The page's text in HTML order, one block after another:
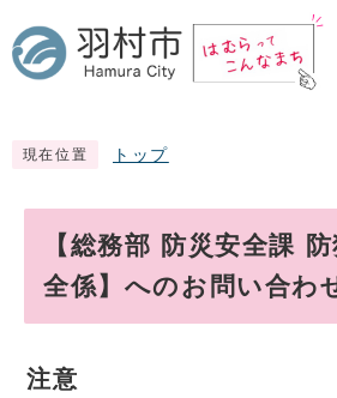
現在位置 トップ
【総務部 防災安全課
全係】へのお問い合わ
注意